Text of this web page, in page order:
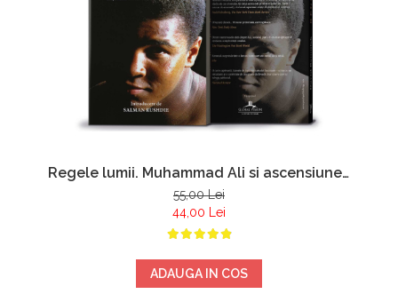
Regele lumii. Muhammad Ali si ascensiunea
unui erou american - David Remnick
55,00 Lei
44,00 Lei
ADAUGA IN COS